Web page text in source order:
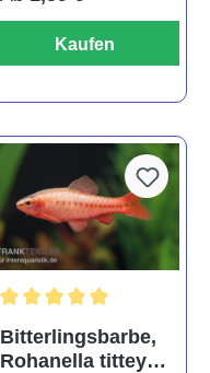
Kaufen
Bitterlingsbarbe,
Rohanella titteya,